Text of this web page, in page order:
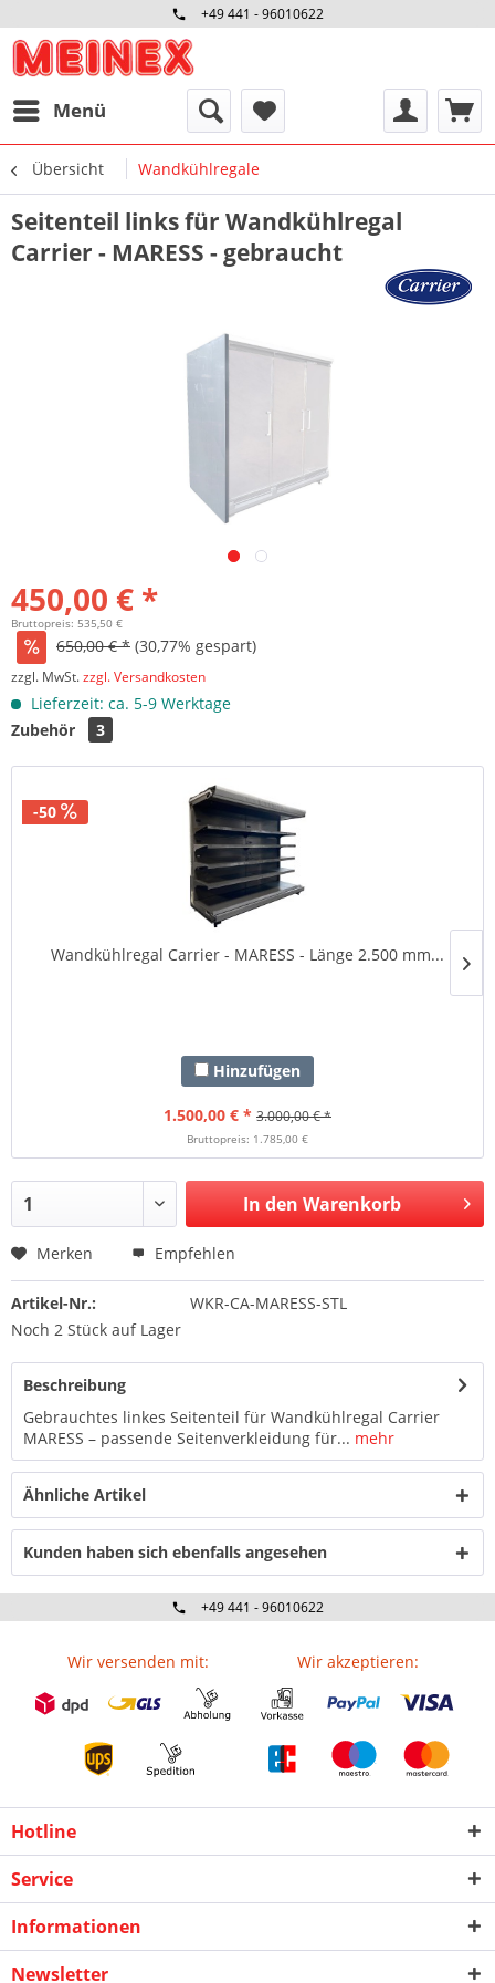
+49 441 - 96010622
Menü
Übersicht Wandkühlregale
Seitenteil links für Wandkühlregal
Carrier - MARESS - gebraucht
450,00 € *
Bruttopreis: 535,50 €
650,00 € * (30,77% gespart)
zzgl. MwSt.zzgl. Versandkosten
Lieferzeit: ca. 5-9 Werktage
Zubehör
3
-50
Wandkühlregal Carrier - MARESS - Länge 2.500 mm...
Hinzufügen
1.500,00 € * 3.000,00 € *
Bruttopreis: 1.785,00 €
In den Warenkorb
Merken Empfehlen
Artikel-Nr.:
WKR-CA-MARESS-STL
Noch 2 Stück auf Lager
Beschreibung
Gebrauchtes linkes Seitenteil für Wandkühlregal Carrier
MARESS – passende Seitenverkleidung für... mehr
Ähnliche Artikel
Kunden haben sich ebenfalls angesehen
+49 441 - 96010622
Wir versenden mit: Wir akzeptieren:
Hotline
Service
Informationen
Newsletter